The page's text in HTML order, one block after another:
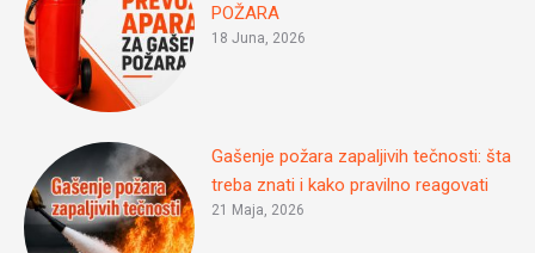
POŽARA
18 Juna, 2026
Gašenje požara zapaljivih tečnosti: šta
treba znati i kako pravilno reagovati
21 Maja, 2026